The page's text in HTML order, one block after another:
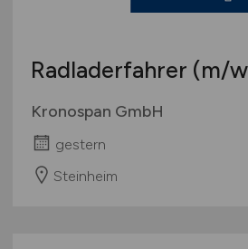
Radladerfahrer (m/
Kronospan GmbH
gestern
Steinheim